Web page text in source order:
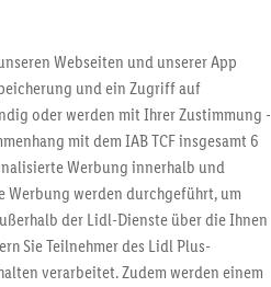
sparen³²ᵃ
anmelden
sichern!
Webseiten und unserer App
und ein Zugriff auf
oder werden mit Ihrer Zustimmung -
mit dem IAB TCF insgesamt 6
Werbung innerhalb und
werden durchgeführt, um
der Lidl-Dienste über die Ihnen
Sie Teilnehmer des Lidl Plus-
verarbeitet. Zudem werden einem